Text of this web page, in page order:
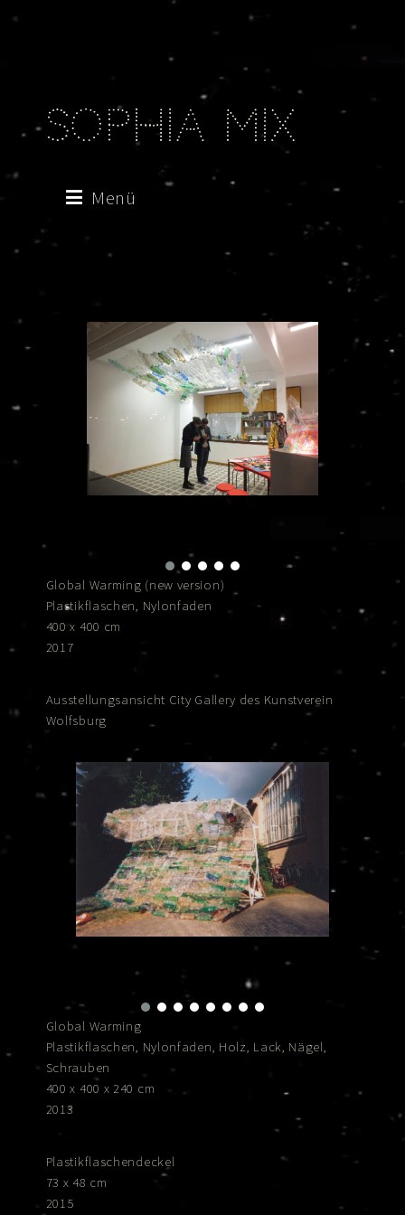
Sophia Mix
Menü
Global Warming (new version)
Plastikflaschen, Nylonfaden
400 x 400 cm
2017
Ausstellungsansicht City Gallery des Kunstverein
Wolfsburg
Global Warming
Plastikflaschen, Nylonfaden, Holz, Lack, Nägel,
Schrauben
400 x 400 x 240 cm
2013
Plastikflaschendeckel
73 x 48 cm
2015